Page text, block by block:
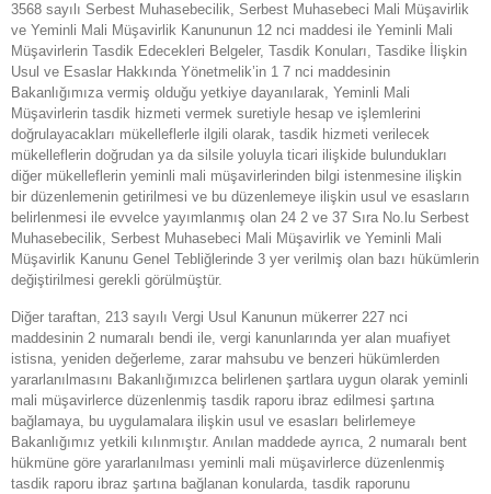
3568 sayılı Serbest Muhasebecilik, Serbest Muhasebeci Mali Müşavirlik
ve Yeminli Mali Müşavirlik Kanununun 12 nci maddesi ile Yeminli Mali
Müşavirlerin Tasdik Edecekleri Belgeler, Tasdik Konuları, Tasdike İlişkin
Usul ve Esaslar Hakkında Yönetmelik’in 1 7 nci maddesinin
Bakanlığımıza vermiş olduğu yetkiye dayanılarak, Yeminli Mali
Müşavirlerin tasdik hizmeti vermek suretiyle hesap ve işlemlerini
doğrulayacakları mükelleflerle ilgili olarak, tasdik hizmeti verilecek
mükelleflerin doğrudan ya da silsile yoluyla ticari ilişkide bulundukları
diğer mükelleflerin yeminli mali müşavirlerinden bilgi istenmesine ilişkin
bir düzenlemenin getirilmesi ve bu düzenlemeye ilişkin usul ve esasların
belirlenmesi ile evvelce yayımlanmış olan 24 2 ve 37 Sıra No.lu Serbest
Muhasebecilik, Serbest Muhasebeci Mali Müşavirlik ve Yeminli Mali
Müşavirlik Kanunu Genel Tebliğlerinde 3 yer verilmiş olan bazı hükümlerin
değiştirilmesi gerekli görülmüştür.
Diğer taraftan, 213 sayılı Vergi Usul Kanunun mükerrer 227 nci
maddesinin 2 numaralı bendi ile, vergi kanunlarında yer alan muafiyet
istisna, yeniden değerleme, zarar mahsubu ve benzeri hükümlerden
yararlanılmasını Bakanlığımızca belirlenen şartlara uygun olarak yeminli
mali müşavirlerce düzenlenmiş tasdik raporu ibraz edilmesi şartına
bağlamaya, bu uygulamalara ilişkin usul ve esasları belirlemeye
Bakanlığımız yetkili kılınmıştır. Anılan maddede ayrıca, 2 numaralı bent
hükmüne göre yararlanılması yeminli mali müşavirlerce düzenlenmiş
tasdik raporu ibraz şartına bağlanan konularda, tasdik raporunu